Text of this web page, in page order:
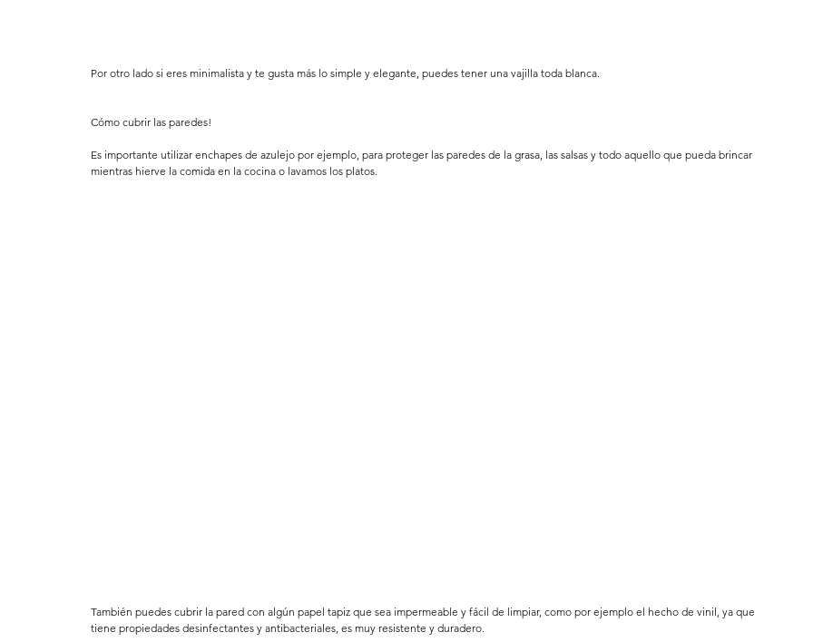
Por otro lado si eres minimalista y te gusta más lo simple y elegante, puedes tener una vajilla toda blanca.
Cómo cubrir las paredes!
Es importante utilizar enchapes de azulejo por ejemplo, para proteger las paredes de la grasa, las salsas y todo aquello que pueda brincar
mientras hierve la comida en la cocina o lavamos los platos.
También puedes cubrir la pared con algún papel tapiz que sea impermeable y fácil de limpiar, como por ejemplo el hecho de vinil, ya que
tiene propiedades desinfectantes y antibacteriales, es muy resistente y duradero.